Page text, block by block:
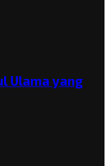
Ulama yang